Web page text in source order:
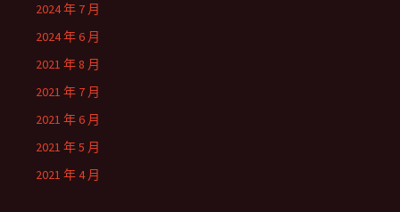
2024 年 7 月
2024 年 6 月
2021 年 8 月
2021 年 7 月
2021 年 6 月
2021 年 5 月
2021 年 4 月